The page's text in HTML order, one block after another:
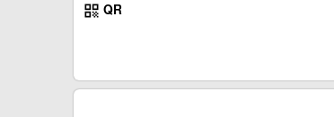
QR
qr_code